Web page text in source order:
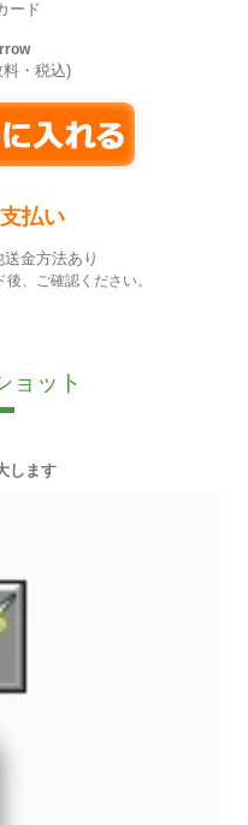
ード
・税込)
払い
金方法あり
、ご確認ください。
ョット
します